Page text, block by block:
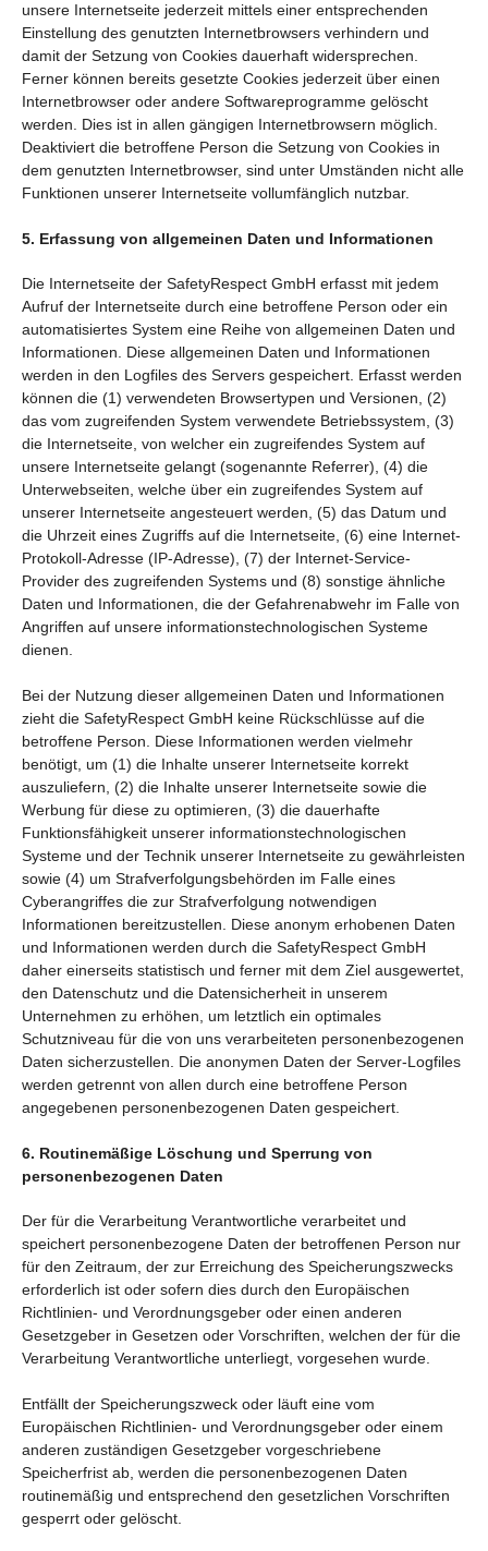
unsere Internetseite jederzeit mittels einer entsprechenden
Einstellung des genutzten Internetbrowsers verhindern und
damit der Setzung von Cookies dauerhaft widersprechen.
Ferner können bereits gesetzte Cookies jederzeit über einen
Internetbrowser oder andere Softwareprogramme gelöscht
werden. Dies ist in allen gängigen Internetbrowsern möglich.
Deaktiviert die betroffene Person die Setzung von Cookies in
dem genutzten Internetbrowser, sind unter Umständen nicht alle
Funktionen unserer Internetseite vollumfänglich nutzbar.
5. Erfassung von allgemeinen Daten und Informationen
Die Internetseite der SafetyRespect GmbH erfasst mit jedem
Aufruf der Internetseite durch eine betroffene Person oder ein
automatisiertes System eine Reihe von allgemeinen Daten und
Informationen. Diese allgemeinen Daten und Informationen
werden in den Logfiles des Servers gespeichert. Erfasst werden
können die (1) verwendeten Browsertypen und Versionen, (2)
das vom zugreifenden System verwendete Betriebssystem, (3)
die Internetseite, von welcher ein zugreifendes System auf
unsere Internetseite gelangt (sogenannte Referrer), (4) die
Unterwebseiten, welche über ein zugreifendes System auf
unserer Internetseite angesteuert werden, (5) das Datum und
die Uhrzeit eines Zugriffs auf die Internetseite, (6) eine Internet-
Protokoll-Adresse (IP-Adresse), (7) der Internet-Service-
Provider des zugreifenden Systems und (8) sonstige ähnliche
Daten und Informationen, die der Gefahrenabwehr im Falle von
Angriffen auf unsere informationstechnologischen Systeme
dienen.
Bei der Nutzung dieser allgemeinen Daten und Informationen
zieht die SafetyRespect GmbH keine Rückschlüsse auf die
betroffene Person. Diese Informationen werden vielmehr
benötigt, um (1) die Inhalte unserer Internetseite korrekt
auszuliefern, (2) die Inhalte unserer Internetseite sowie die
Werbung für diese zu optimieren, (3) die dauerhafte
Funktionsfähigkeit unserer informationstechnologischen
Systeme und der Technik unserer Internetseite zu gewährleisten
sowie (4) um Strafverfolgungsbehörden im Falle eines
Cyberangriffes die zur Strafverfolgung notwendigen
Informationen bereitzustellen. Diese anonym erhobenen Daten
und Informationen werden durch die SafetyRespect GmbH
daher einerseits statistisch und ferner mit dem Ziel ausgewertet,
den Datenschutz und die Datensicherheit in unserem
Unternehmen zu erhöhen, um letztlich ein optimales
Schutzniveau für die von uns verarbeiteten personenbezogenen
Daten sicherzustellen. Die anonymen Daten der Server-Logfiles
werden getrennt von allen durch eine betroffene Person
angegebenen personenbezogenen Daten gespeichert.
6. Routinemäßige Löschung und Sperrung von
personenbezogenen Daten
Der für die Verarbeitung Verantwortliche verarbeitet und
speichert personenbezogene Daten der betroffenen Person nur
für den Zeitraum, der zur Erreichung des Speicherungszwecks
erforderlich ist oder sofern dies durch den Europäischen
Richtlinien- und Verordnungsgeber oder einen anderen
Gesetzgeber in Gesetzen oder Vorschriften, welchen der für die
Verarbeitung Verantwortliche unterliegt, vorgesehen wurde.
Entfällt der Speicherungszweck oder läuft eine vom
Europäischen Richtlinien- und Verordnungsgeber oder einem
anderen zuständigen Gesetzgeber vorgeschriebene
Speicherfrist ab, werden die personenbezogenen Daten
routinemäßig und entsprechend den gesetzlichen Vorschriften
gesperrt oder gelöscht.